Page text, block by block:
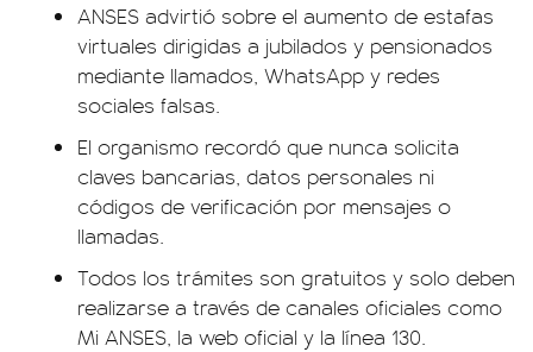
ANSES advirtió sobre el aumento de estafas
virtuales dirigidas a jubilados y pensionados
mediante llamados, WhatsApp y redes
sociales falsas.
El organismo recordó que nunca solicita
claves bancarias, datos personales ni
códigos de verificación por mensajes o
llamadas.
Todos los trámites son gratuitos y solo deben
realizarse a través de canales oficiales como
Mi ANSES, la web oficial y la línea 130.